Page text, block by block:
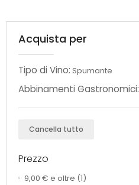
Acquista per
Tipo di Vino: Spumante
Abbinamenti Gastronomici:
Cancella tutto
Prezzo
9,00 € e oltre (1)